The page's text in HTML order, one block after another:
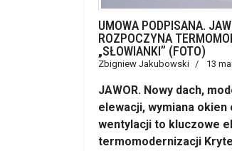
UMOWA PODPISANA.
ROZPOCZYNA
„SŁOWIANKI” (FOTO)
Zbigniew Jakubowski 13
JAWOR. Nowy dach,
elewacji, wymiana okien
wentylacji to kluczowe
termomodernizacji